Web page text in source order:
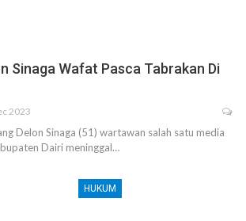
Sinaga Wafat Pasca Tabrakan Di
2023
Delon Sinaga (51) wartawan salah satu media
Dairi meninggal…
HUKUM